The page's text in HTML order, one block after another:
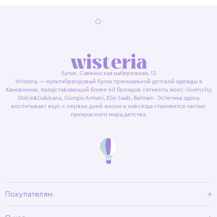
Бутик. Саввинская набережная, 13
Wisteria — мультибрендовый бутик премиальной детской одежды в
Хамовниках, представляющий более 60 брендов сегмента люкс: Givenchy,
Dolce&Gabbana, Giorgio Armani, Elie Saab, Balmain. Эстетика здесь
воспитывает вкус с первых дней жизни и навсегда становится частью
прекрасного мира детства.
Покупателям